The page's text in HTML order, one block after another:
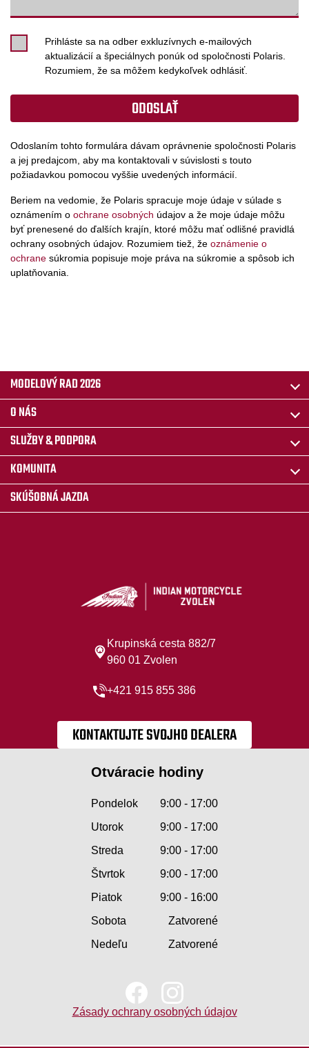
Prihláste sa na odber exkluzívnych e-mailových
aktualizácií a špeciálnych ponúk od spoločnosti Polaris.
Rozumiem, že sa môžem kedykoľvek odhlásiť.
Odoslaním tohto formulára dávam oprávnenie spoločnosti Polaris
a jej predajcom, aby ma kontaktovali v súvislosti s touto
požiadavkou pomocou vyššie uvedených informácií.
Beriem na vedomie, že Polaris spracuje moje údaje v súlade s
oznámením o ochrane osobných údajov a že moje údaje môžu
byť prenesené do ďalších krajín, ktoré môžu mať odlišné pravidlá
ochrany osobných údajov. Rozumiem tiež, že oznámenie o
ochrane súkromia popisuje moje práva na súkromie a spôsob ich
uplatňovania.
MODELOVÝ RAD 2026
O NÁS
SLUŽBY & PODPORA
KOMUNITA
SKÚŠOBNÁ JAZDA
Krupinská cesta 882/7
960 01 Zvolen
+421 915 855 386
KONTAKTUJTE SVOJHO DEALERA
Otváracie hodiny
Pondelok
9:00 - 17:00
Utorok
9:00 - 17:00
Streda
9:00 - 17:00
Štvrtok
9:00 - 17:00
Piatok
9:00 - 16:00
Sobota
Zatvorené
Nedeľu
Zatvorené
Zásady ochrany osobných údajov